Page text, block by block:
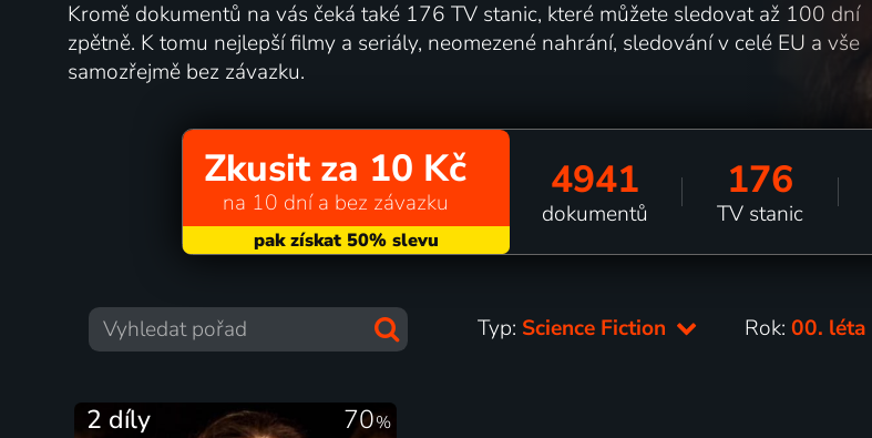
Kromě dokumentů na vás čeká také 176 TV stanic, které můžete sledovat až 100 dní
zpětně. K tomu nejlepší filmy a seriály, neomezené nahrání, sledování v celé EU a vše
samozřejmě bez závazku.
Zkusit za 10 Kč
na 10 dní a bez závazku 4941
dokumentů
176
TV stanic
Typ: Science Fiction Rok:00. léta
70%
2 díly